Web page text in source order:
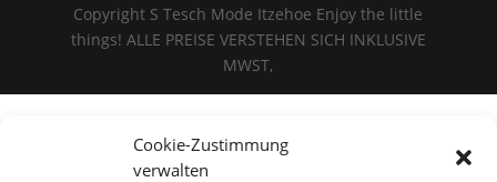
Cookie-Zustimmung
verwalten
Copyright S Tesch Mode Itzehoe Enjoy the little
things! ALLE PREISE VERSTEHEN SICH INKLUSIVE
MWST,
Alle Preise inkl. der gesetzlichen MwSt.